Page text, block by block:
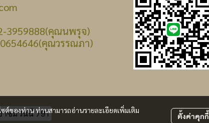
ของท่าน ท่านสามารถอ่านรายละเอียดเพิ่มเติม
ตั้งค่าคุกกี้
3959888(คุณนพรุจ)
คุณวรรณภา)
าชมวันนี้ 791